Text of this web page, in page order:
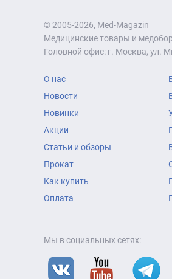
© 2005-2026, Med-Magazin
Медицинские товары и
Головной офис: г. Москва, ул.
О нас
Новости
Новинки
Акции
Статьи и обзоры
Прокат
Как купить
Оплата
Мы в социальных сетях: